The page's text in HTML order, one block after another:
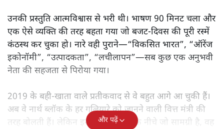
उनकी प्रस्तुति आत्मविश्वास से भरी थी। भाषण 90 मिनट चला और
एक ऐसे व्यक्ति की तरह बहता गया जो बजट‑दिवस की पूरी रस्में
कंठस्थ कर चुका हो। नारे वही पुराने—“विकसित भारत”, “ऑरेंज
इकोनॉमी”, “उत्पादकता”, “लचीलापन”—सब कुछ एक अनुभवी
नेता की सहजता से पिरोया गया।
2019 के बही‑खाता वाले प्रतीकवाद से वे बहुत आगे आ चुकी हैं।
अब वे नार्थ ब्लॉक के हर गलियारे को जानने वाली वित्त मंत्री की
तरह बोलती हैं। लेकिन इस आत्मविश्वास के नीचे जो सामग्री है, वह
और पढ़ें